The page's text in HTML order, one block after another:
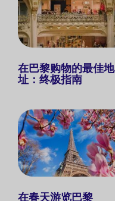
在巴黎购物的最佳地
址：终极指南
在春天游览巴黎